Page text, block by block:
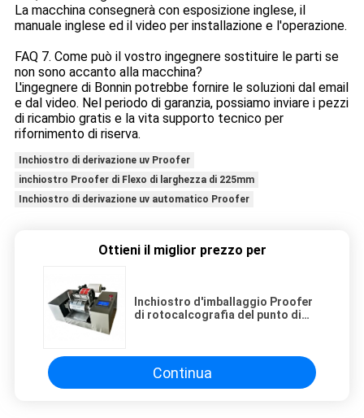
La macchina consegnerà con esposizione inglese, il
manuale inglese ed il video per installazione e l'operazione.
FAQ 7. Come può il vostro ingegnere sostituire le parti se
non sono accanto alla macchina?
L'ingegnere di Bonnin potrebbe fornire le soluzioni dal email
e dal video. Nel periodo di garanzia, possiamo inviare i pezzi
di ricambio gratis e la vita supporto tecnico per
rifornimento di riserva.
Inchiostro di derivazione uv Proofer
inchiostro Proofer di Flexo di larghezza di 225mm
Inchiostro di derivazione uv automatico Proofer
Ottieni il miglior prezzo per
Inchiostro d'imballaggio Proofer
di rotocalcografia del punto di
Continua